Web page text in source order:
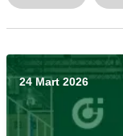
24 Mart 2026